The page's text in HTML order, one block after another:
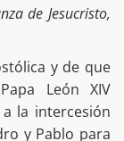
de Jesucristo,
y de que
León XIV
la intercesión
y Pablo para